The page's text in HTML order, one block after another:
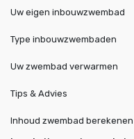
Uw eigen inbouwzwembad
Type inbouwzwembaden
Uw zwembad verwarmen
Tips & Advies
Inhoud zwembad berekenen